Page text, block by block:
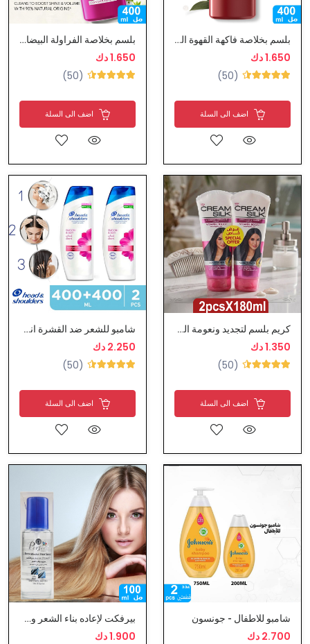
بلسم بخلاصة فاكهة القهوة العربية من هيربال ايسنس
1.650 دك
(50)
اضف الى السلة
بلسم بخلاصة الفراولة البيضاء و النعناع من هيربال ايسنس
1.650 دك
(50)
اضف الى السلة
كريم بلسم لتجديد ونعومة الشعر من سيلك
1.350 دك
(50)
اضف الى السلة
شامبو للشعر ضد القشرة انسيابي وحريري - هيد اند شولدرز
2.250 دك
(50)
اضف الى السلة
شامبو للاطفال - جونسون
2.700 دك
بيرفكت لإعاده بناء الشعر وحمايتة من التقصف
1.900 دك